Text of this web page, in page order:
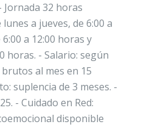
Jornada 32 horas
a jueves, de 6:00 a
a 12:00 horas y
horas. - Salario: según
al mes en 15
suplencia de 3 meses. -
- Cuidado en Red:
disponible